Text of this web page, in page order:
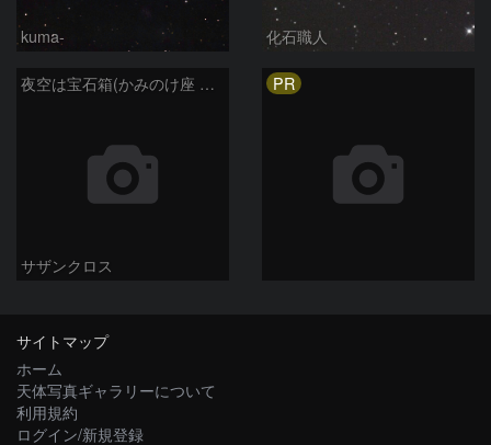
kuma- 化石職人
夜空は宝石箱(かみのけ座 NGC4725) Seestar50
サザンクロス
PR
サイトマップ
ホーム
天体写真ギャラリーについて
利用規約
ログイン/新規登録